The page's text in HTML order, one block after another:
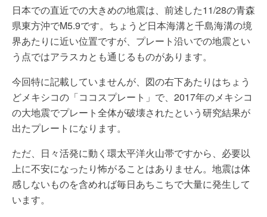
日本での直近での大きめの地震は、前述した11/28の青森
県東方沖でM5.9です。ちょうど日本海溝と千島海溝の境
界あたりに近い位置ですが、プレート沿いでの地震とい
う点ではアラスカとも通じるものがあります。
今回特に記載していませんが、図の右下あたりはちょう
どメキシコの「ココスプレート」で、2017年のメキシコ
の大地震でプレート全体が破壊されたという研究結果が
出たプレートになります。
ただ、日々活発に動く環太平洋火山帯ですから、必要以
上に不安になったり怖がることはありません。地震は体
感しないものを含めれば毎日あちこちで大量に発生して
います。